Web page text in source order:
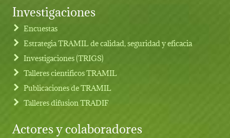
Footer menu
Investigaciones
Encuestas
Estrategia TRAMIL de calidad, seguridad y eficacia
Investigaciones (TRIGS)
Talleres cientificos TRAMIL
Publicaciones de TRAMIL
Talleres difusion TRADIF
Actores y colaboradores